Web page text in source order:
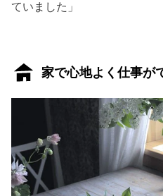
ていました」
家で心地よく仕事が